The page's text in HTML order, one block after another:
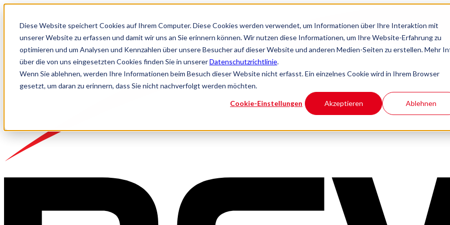
Diese Website speichert Cookies auf Ihrem Computer. Diese Cookies werden verwendet, um Informationen über Ihre Interaktion mit
unserer Website zu erfassen und damit wir uns an Sie erinnern können. Wir nutzen diese Informationen, um Ihre Website-Erfahrung zu
optimieren und um Analysen und Kennzahlen über unsere Besucher auf dieser Website und anderen Medien-Seiten zu erstellen. Mehr
über die von uns eingesetzten Cookies finden Sie in unsererDatenschutzrichtlinie.
Wenn Sie ablehnen, werden Ihre Informationen beim Besuch dieser Website nicht erfasst. Ein einzelnes Cookie wird in Ihrem Browser
gesetzt, um daran zu erinnern, dass Sie nicht nachverfolgt werden möchten.
Cookie-Einstellungen Akzeptieren Ablehnen